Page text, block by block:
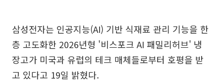
삼성전자는 인공지능(AI) 기반 식재료 관리 기능을 한
층 고도화한 2026년형 '비스포크 AI 패밀리허브' 냉
장고가 미국과 유럽의 테크 매체들로부터 호평을 받
고 있다고 19일 밝혔다.